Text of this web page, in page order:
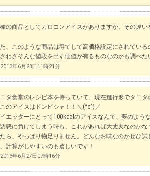
の商品としてカロコンアイスがありますが、その違
、このような商品は得てして高価格設定にされている
わざそんな値段を出す価値が有るものなのかも調べた
2013年6月28日11時21分
タ食堂のレシピ本を持っていて、現在進行形でタニ
のアイスはドンピシャ！！＼(^o^)／
エッターにとって100kcalのアイスなんて、夢のよう
惑に負けてしまう時も、これがあれば大丈夫なのか
ら、やっぱり物足りません。どんなお味なのかぜひ
計算がしやすいのも嬉しいです！
2013年6月27日07時16分